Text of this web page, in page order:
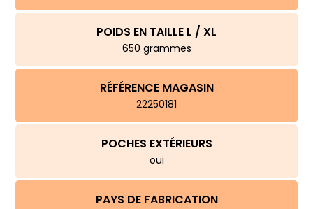
POIDS EN TAILLE L / XL
650 grammes
RÉFÉRENCE MAGASIN
22250181
POCHES EXTÉRIEURS
oui
PAYS DE FABRICATION